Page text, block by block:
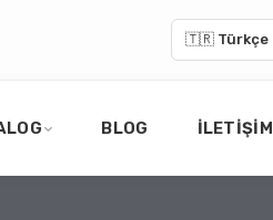
🇹🇷 Türkçe
BLOG İLETIŞIM